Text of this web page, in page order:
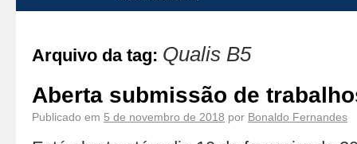
Arquivo da tag: Qualis B5
Aberta submissão de
Publicado em 5 de novembro de 2018 por Bonaldo Fernandes